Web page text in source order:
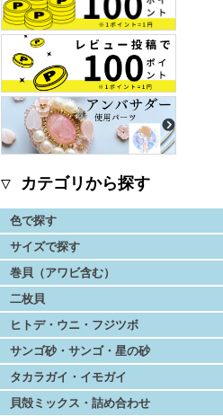
▽ カテゴリから探す
色で探す
サイズで探す
巻貝（アワビ含む）
二枚貝
ヒトデ・ウニ・フジツボ
サンゴ砂・サンゴ・星の砂
タカラガイ・イモガイ
貝殻ミックス・詰め合わせ